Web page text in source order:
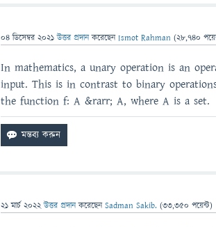
04 ডিসেম্বর 2021 উত্তর প্রদান করেছেনIsmot Rahman (28,740
In mathematics, a unary operation is an
input. This is in contrast to binary
the function f: A &rarr; A, where A is a set.
21 মার্চ 2022 উত্তর প্রদান করেছেনSadman Sakib. (33,350 পয়েন্ট)